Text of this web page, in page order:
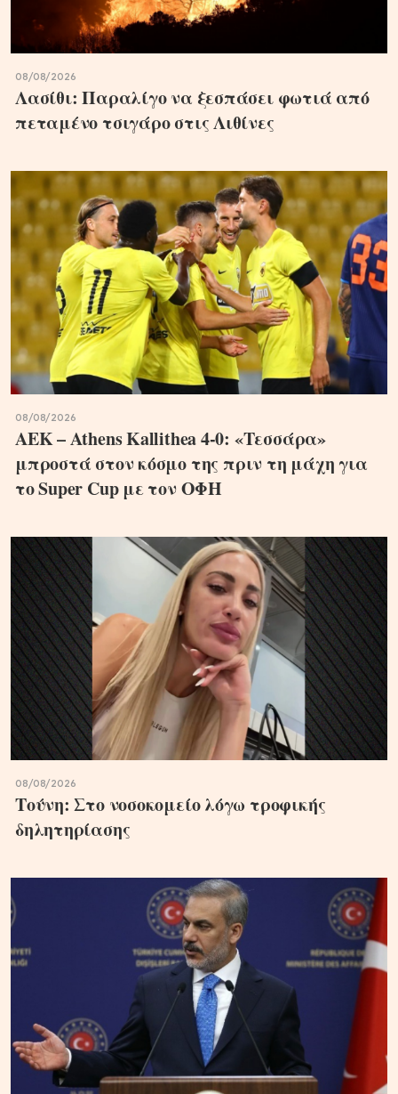
08/08/2026
Λασίθι: Παραλίγο να ξεσπάσει φωτιά από
πεταμένο τσιγάρο στις Λιθίνες
08/08/2026
ΑΕΚ – Athens Kallithea 4-0: «Τεσσάρα»
μπροστά στον κόσμο της πριν τη μάχη για
το Super Cup με τον ΟΦΗ
08/08/2026
Τούνη: Στο νοσοκομείο λόγω τροφικής
δηλητηρίασης